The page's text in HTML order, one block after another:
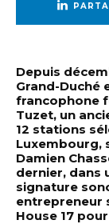
Depuis
Grand-Duché
francophone
Tuzet, un
12 stations
Luxembourg,
Damien
dernier, dans
signature
entrepreneur
House 17